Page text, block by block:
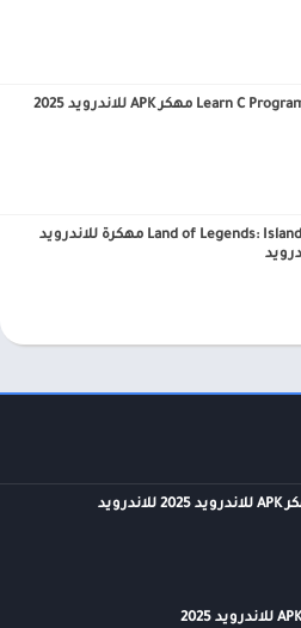
تنزيل برنامج Learn C Programming مهكر APK للاندرويد 2025
تنزيل لعبه Land of Legends: Island games مهكرة للاندرويد